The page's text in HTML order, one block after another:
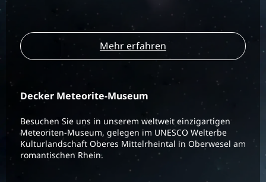
Mehr erfahren
Decker Meteorite-Museum
Besuchen Sie uns in unserem weltweit einzigartigen
Meteoriten-Museum, gelegen im UNESCO Welterbe
Kulturlandschaft Oberes Mittelrheintal in Oberwesel am
romantischen Rhein.